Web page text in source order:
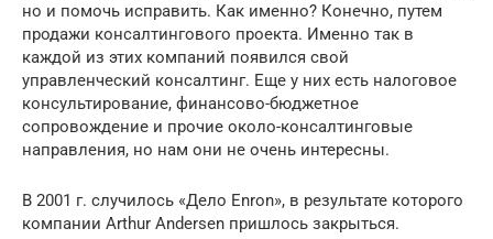
но и помочь исправить. Как именно? Конечно, путем
продажи консалтингового проекта. Именно так в
каждой из этих компаний появился свой
управленческий консалтинг. Еще у них есть налоговое
консультирование, финансово-бюджетное
сопровождение и прочие около-консалтинговые
направления, но нам они не очень интересны.
В 2001 г. случилось «Дело Enron», в результате которого
компании Arthur Andersen пришлось закрыться.